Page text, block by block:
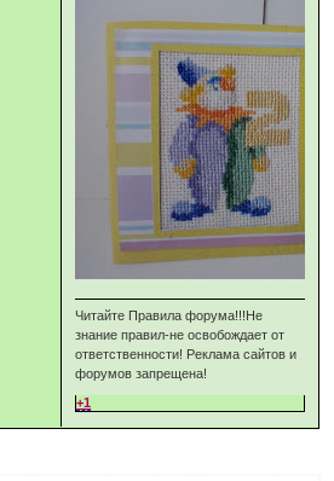
Читайте Правила форума!!!Не
знание правил-не освобождает от
ответственности! Реклама сайтов и
форумов запрещена!
+1